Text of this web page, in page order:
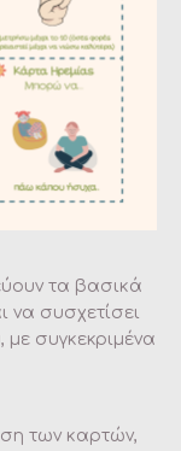
τα βασικά
να συσχετίσει
συγκεκριμένα
των καρτών,